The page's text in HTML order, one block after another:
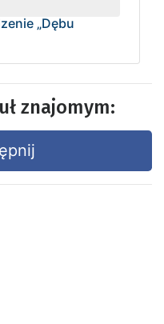
„Dębu
znajomym: